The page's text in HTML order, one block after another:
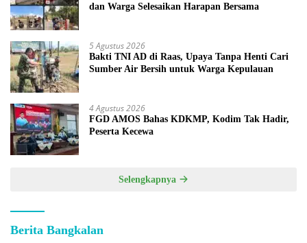
dan Warga Selesaikan Harapan Bersama
5 Agustus 2026
Bakti TNI AD di Raas, Upaya Tanpa Henti Cari
Sumber Air Bersih untuk Warga Kepulauan
4 Agustus 2026
FGD AMOS Bahas KDKMP, Kodim Tak Hadir,
Peserta Kecewa
Selengkapnya
Berita Bangkalan